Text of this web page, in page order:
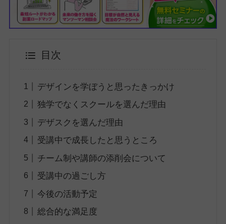
目次
デザインを学ぼうと思ったきっかけ
独学でなくスクールを選んだ理由
デザスクを選んだ理由
受講中で成長したと思うところ
チーム制や講師の添削会について
受講中の過ごし方
今後の活動予定
総合的な満足度